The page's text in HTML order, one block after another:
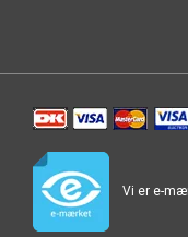
Vi er e-